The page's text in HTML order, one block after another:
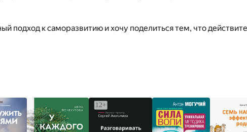
подход к саморазвитию и хочу поделиться тем, что